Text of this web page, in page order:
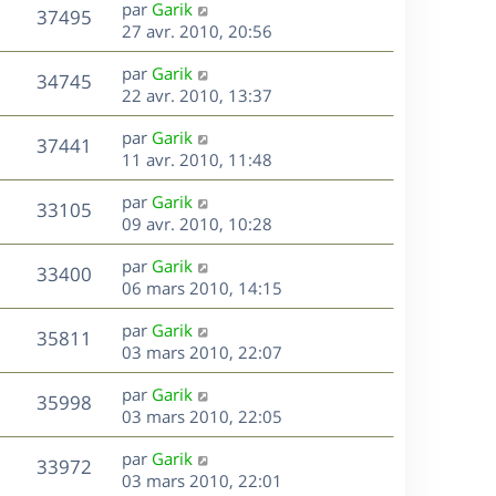
n
i
e
r
m
e
s
s
a
g
e
37495V
u
D
e
r
n
i
e
r
m
e
s
s
a
g
e
par Garik
27 avr. 2010, 20:56
34745V
u
D
e
r
n
i
e
r
m
e
s
s
a
g
e
par Garik
22 avr. 2010, 13:37
37441
u
s
D
e
r
n
i
e
r
m
e
s
s
a
g
e
par Garik
11 avr. 2010, 11:48
33105V
u
D
e
r
n
i
e
r
m
e
s
s
a
g
e
par Garik
09 avr. 2010, 10:28
33400V
u
s
D
e
r
n
i
e
r
m
e
s
s
par Garik
06 mars 2010, 14:15
35811
u
e
s
D
e
r
n
i
e
r
m
par Garik
03 mars 2010, 22:07
35998V
u
e
D
e
r
n
i
par Garik
03 mars 2010, 22:05
33972V
D
e
par Garik
03 mars 2010, 22:01